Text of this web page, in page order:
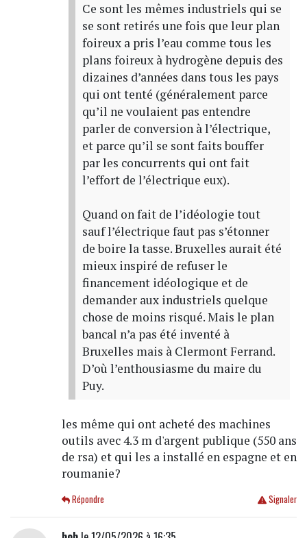
Ce sont les mêmes industriels qui se
se sont retirés une fois que leur plan
foireux a pris l’eau comme tous les
plans foireux à hydrogène depuis des
dizaines d’années dans tous les pays
qui ont tenté (généralement parce
qu’il ne voulaient pas entendre
parler de conversion à l’électrique,
et parce qu’il se sont faits bouffer
par les concurrents qui ont fait
l’effort de l’électrique eux).
Quand on fait de l’idéologie tout
sauf l’électrique faut pas s’étonner
de boire la tasse. Bruxelles aurait été
mieux inspiré de refuser le
financement idéologique et de
demander aux industriels quelque
chose de moins risqué. Mais le plan
bancal n’a pas été inventé à
Bruxelles mais à Clermont Ferrand.
D’où l’enthousiasme du maire du
Puy.
les même qui ont acheté des machines
outils avec 4.3 m d'argent publique (550 ans
de rsa) et qui les a installé en espagne et en
roumanie?
Signaler
Répondre